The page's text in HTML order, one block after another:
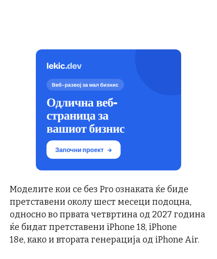
Моделите кои се без Pro ознаката ќе биде
претставени околу шест месеци подоцна,
односно во првата четвртина од 2027 година
ќе бидат претставени iPhone 18, iPhone
18e, како и втората генерација од iPhone Air.